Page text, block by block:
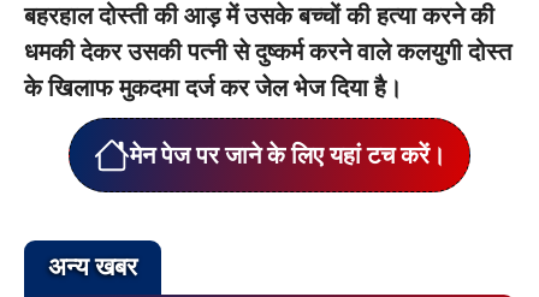
बहरहाल दोस्ती की आड़ में उसके बच्चों की हत्या करने की
धमकी देकर उसकी पत्नी से दुष्कर्म करने वाले कलयुगी दोस्त
के खिलाफ मुकदमा दर्ज कर जेल भेज दिया है।
मेन पेज पर जाने के लिए यहां टच करें।
अन्य खबर